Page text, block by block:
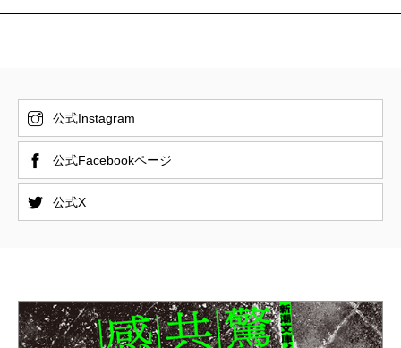
公式Instagram
公式Facebookページ
公式X